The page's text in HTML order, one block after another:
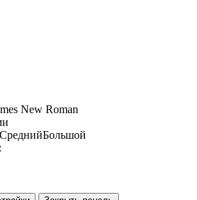
New Roman
СреднийБольшой